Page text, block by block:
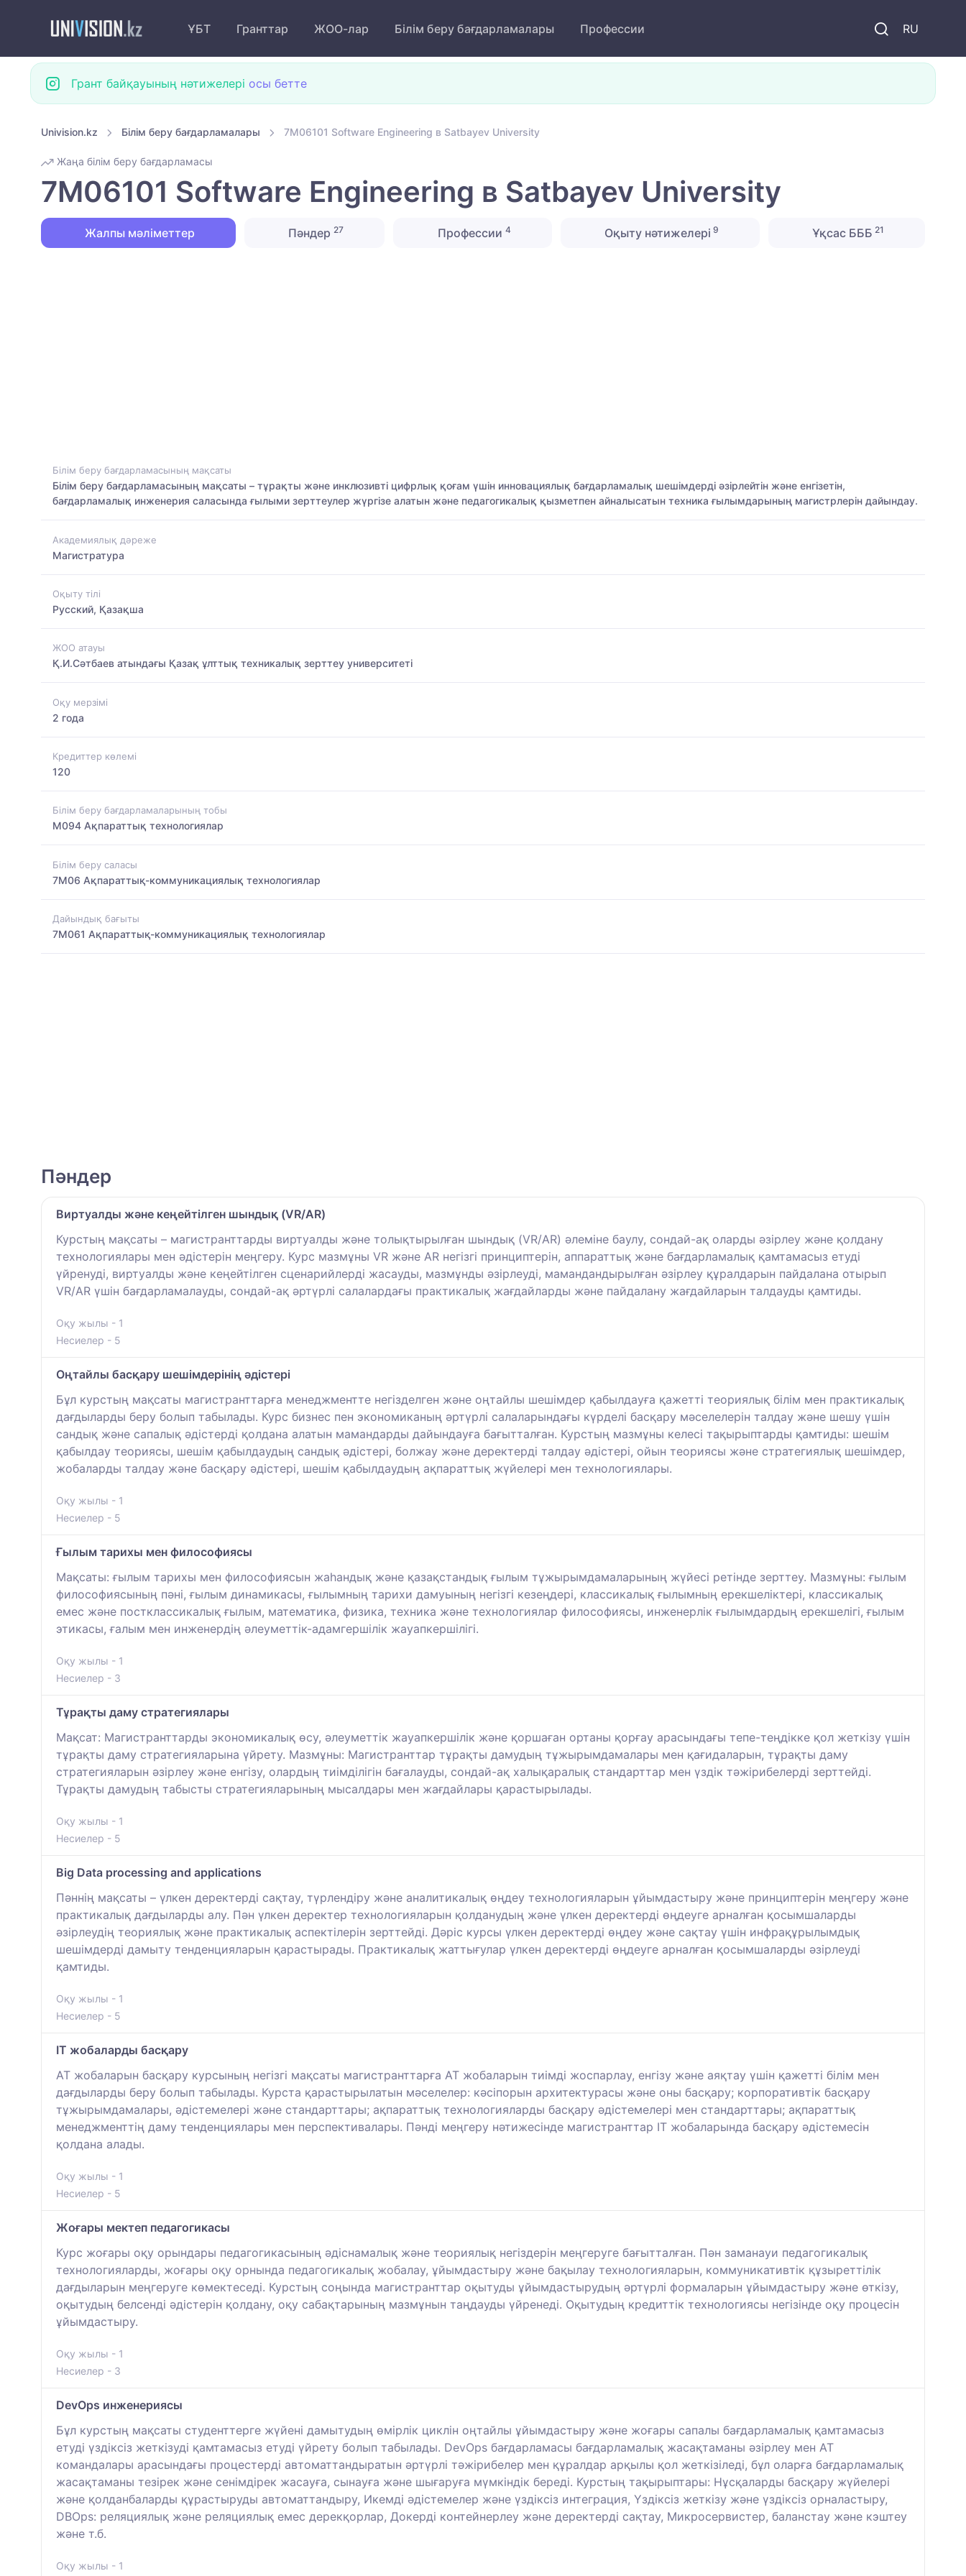
RU
ҰБТ Гранттар ЖОО-лар Білім беру бағдарламалары Профессии
Грант байқауының нәтижелері осы бетте
Univision.kz Білім беру бағдарламалары 7M06101 Software Engineering в Satbayev University
Жаңа білім беру бағдарламасы
7M06101 Software Engineering в Satbayev University
Жалпы мәліметтер Пәндер27 Профессии 4 Оқыту нәтижелері 9 Ұқсас БББ 21
Білім беру бағдарламасының мақсаты
Білім беру бағдарламасының мақсаты – тұрақты және инклюзивті цифрлық қоғам үшін инновациялық бағдарламалық шешімдерді әзірлейтін және енгізетін,
бағдарламалық инженерия саласында ғылыми зерттеулер жүргізе алатын және педагогикалық қызметпен айналысатын техника ғылымдарының магистрлерін дайындау.
Академиялық дәреже
Магистратура
Оқыту тілі
Русский, Қазақша
ЖОО атауы
Қ.И.Сәтбаев атындағы Қазақ ұлттық техникалық зерттеу университеті
Оқу мерзімі
2 года
Кредиттер көлемі
120
Білім беру бағдарламаларының тобы
M094 Ақпараттық технологиялар
Білім беру саласы
7M06 Ақпараттық-коммуникациялық технологиялар
Дайындық бағыты
7M061 Ақпараттық-коммуникациялық технологиялар
Пәндер
Виртуалды және кеңейтілген шындық (VR/AR)
Курстың мақсаты – магистранттарды виртуалды және толықтырылған шындық (VR/AR) әлеміне баулу, сондай-ақ оларды әзірлеу және қолдану
технологиялары мен әдістерін меңгеру. Курс мазмұны VR және AR негізгі принциптерін, аппараттық және бағдарламалық қамтамасыз етуді
үйренуді, виртуалды және кеңейтілген сценарийлерді жасауды, мазмұнды әзірлеуді, мамандандырылған әзірлеу құралдарын пайдалана отырып
VR/AR үшін бағдарламалауды, сондай-ақ әртүрлі салалардағы практикалық жағдайларды және пайдалану жағдайларын талдауды қамтиды.
Оқу жылы - 1
Несиелер - 5
Оңтайлы басқару шешімдерінің әдістері
Бұл курстың мақсаты магистранттарға менеджментте негізделген және оңтайлы шешімдер қабылдауға қажетті теориялық білім мен практикалық
дағдыларды беру болып табылады. Курс бизнес пен экономиканың әртүрлі салаларындағы күрделі басқару мәселелерін талдау және шешу үшін
сандық және сапалық әдістерді қолдана алатын мамандарды дайындауға бағытталған. Курстың мазмұны келесі тақырыптарды қамтиды: шешім
қабылдау теориясы, шешім қабылдаудың сандық әдістері, болжау және деректерді талдау әдістері, ойын теориясы және стратегиялық шешімдер,
жобаларды талдау және басқару әдістері, шешім қабылдаудың ақпараттық жүйелері мен технологиялары.
Оқу жылы - 1
Несиелер - 5
Ғылым тарихы мен философиясы
Мақсаты: ғылым тарихы мен философиясын жаһандық және қазақстандық ғылым тұжырымдамаларының жүйесі ретінде зерттеу. Мазмұны: ғылым
философиясының пәні, ғылым динамикасы, ғылымның тарихи дамуының негізгі кезеңдері, классикалық ғылымның ерекшеліктері, классикалық
емес және постклассикалық ғылым, математика, физика, техника және технологиялар философиясы, инженерлік ғылымдардың ерекшелігі, ғылым
этикасы, ғалым мен инженердің әлеуметтік-адамгершілік жауапкершілігі.
Оқу жылы - 1
Несиелер - 3
Тұрақты даму стратегиялары
Мақсат: Магистранттарды экономикалық өсу, әлеуметтік жауапкершілік және қоршаған ортаны қорғау арасындағы тепе-теңдікке қол жеткізу үшін
тұрақты даму стратегияларына үйрету. Мазмұны: Магистранттар тұрақты дамудың тұжырымдамалары мен қағидаларын, тұрақты даму
стратегияларын әзірлеу және енгізу, олардың тиімділігін бағалауды, сондай-ақ халықаралық стандарттар мен үздік тәжірибелерді зерттейді.
Тұрақты дамудың табысты стратегияларының мысалдары мен жағдайлары қарастырылады.
Оқу жылы - 1
Несиелер - 5
Big Data processing and applications
Пәннің мақсаты – үлкен деректерді сақтау, түрлендіру және аналитикалық өңдеу технологияларын ұйымдастыру және принциптерін меңгеру және
практикалық дағдыларды алу. Пән үлкен деректер технологияларын қолданудың және үлкен деректерді өңдеуге арналған қосымшаларды
әзірлеудің теориялық және практикалық аспектілерін зерттейді. Дәріс курсы үлкен деректерді өңдеу және сақтау үшін инфрақұрылымдық
шешімдерді дамыту тенденцияларын қарастырады. Практикалық жаттығулар үлкен деректерді өңдеуге арналған қосымшаларды әзірлеуді
қамтиды.
Оқу жылы - 1
Несиелер - 5
IT жобаларды басқару
АТ жобаларын басқару курсының негізгі мақсаты магистранттарға АТ жобаларын тиімді жоспарлау, енгізу және аяқтау үшін қажетті білім мен
дағдыларды беру болып табылады. Курста қарастырылатын мәселелер: кәсіпорын архитектурасы және оны басқару; корпоративтік басқару
тұжырымдамалары, әдістемелері және стандарттары; ақпараттық технологияларды басқару әдістемелері мен стандарттары; ақпараттық
менеджменттің даму тенденциялары мен перспективалары. Пәнді меңгеру нәтижесінде магистранттар IT жобаларында басқару әдістемесін
қолдана алады.
Оқу жылы - 1
Несиелер - 5
Жоғары мектеп педагогикасы
Курс жоғары оқу орындары педагогикасының әдіснамалық және теориялық негіздерін меңгеруге бағытталған. Пән заманауи педагогикалық
технологияларды, жоғары оқу орнында педагогикалық жобалау, ұйымдастыру және бақылау технологияларын, коммуникативтік құзыреттілік
дағдыларын меңгеруге көмектеседі. Курстың соңында магистранттар оқытуды ұйымдастырудың әртүрлі формаларын ұйымдастыру және өткізу,
оқытудың белсенді әдістерін қолдану, оқу сабақтарының мазмұнын таңдауды үйренеді. Оқытудың кредиттік технологиясы негізінде оқу процесін
ұйымдастыру.
Оқу жылы - 1
Несиелер - 3
DevOps инженериясы
Бұл курстың мақсаты студенттерге жүйені дамытудың өмірлік циклін оңтайлы ұйымдастыру және жоғары сапалы бағдарламалық қамтамасыз
етуді үздіксіз жеткізуді қамтамасыз етуді үйрету болып табылады. DevOps бағдарламасы бағдарламалық жасақтаманы әзірлеу мен АТ
командалары арасындағы процестерді автоматтандыратын әртүрлі тәжірибелер мен құралдар арқылы қол жеткізіледі, бұл оларға бағдарламалық
жасақтаманы тезірек және сенімдірек жасауға, сынауға және шығаруға мүмкіндік береді. Курстың тақырыптары: Нұсқаларды басқару жүйелері
және қолданбаларды құрастыруды автоматтандыру, Икемді әдістемелер және үздіксіз интеграция, Үздіксіз жеткізу және үздіксіз орналастыру,
DBOps: реляциялық және реляциялық емес дерекқорлар, Докерді контейнерлеу және деректерді сақтау, Микросервистер, баланстау және кэштеу
және т.б.
Оқу жылы - 1